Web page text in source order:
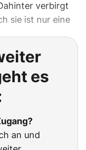
verbirgt
sie ist nur eine
es
an und